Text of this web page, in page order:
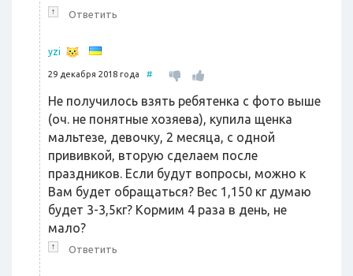
↑ Ответить
yzi
29 декабря 2018 года #
Не получилось взять ребятенка с фото выше
(оч. не понятные хозяева), купила щенка
мальтезе, девочку, 2 месяца, с одной
прививкой, вторую сделаем после
праздников. Если будут вопросы, можно к
Вам будет обращаться? Вес 1,150 кг думаю
будет 3-3,5кг? Кормим 4 раза в день, не
мало?
↑ Ответить